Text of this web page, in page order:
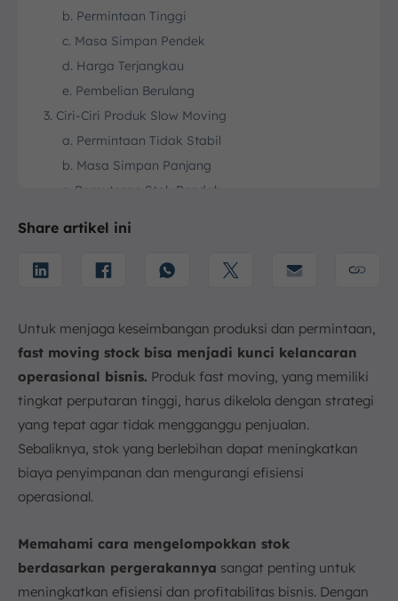
b. Permintaan Tinggi
c. Masa Simpan Pendek
d. Harga Terjangkau
e. Pembelian Berulang
3. Ciri-Ciri Produk Slow Moving
a. Permintaan Tidak Stabil
b. Masa Simpan Panjang
c. Perputaran Stok Rendah
4. Perbedaan Fast Moving dan Slow Moving Stock
c. Dampak Terhadap Inventaris
d. Pengaruh Terhadap Cash Flow Perusahaan
5. Cara Menentukan Fast Moving dan Slow Moving
Stock
a. Manajemen Persediaan
b. Perencanaan Bisnis
c. Analisis Data Penjualan
e. Penerapan FSN Analysis
6. Strategi Pengelolaan Fast Moving Stock
Share artikel ini
Untuk menjaga keseimbangan produksi dan permintaan,
fast moving stock bisa menjadi kunci kelancaran
operasional bisnis. Produk fast moving, yang memiliki
tingkat perputaran tinggi, harus dikelola dengan strategi
yang tepat agar tidak mengganggu penjualan.
Sebaliknya, stok yang berlebihan dapat meningkatkan
biaya penyimpanan dan mengurangi efisiensi
operasional.
Memahami cara mengelompokkan stok
berdasarkan pergerakannya sangat penting untuk
meningkatkan efisiensi dan profitabilitas bisnis. Dengan